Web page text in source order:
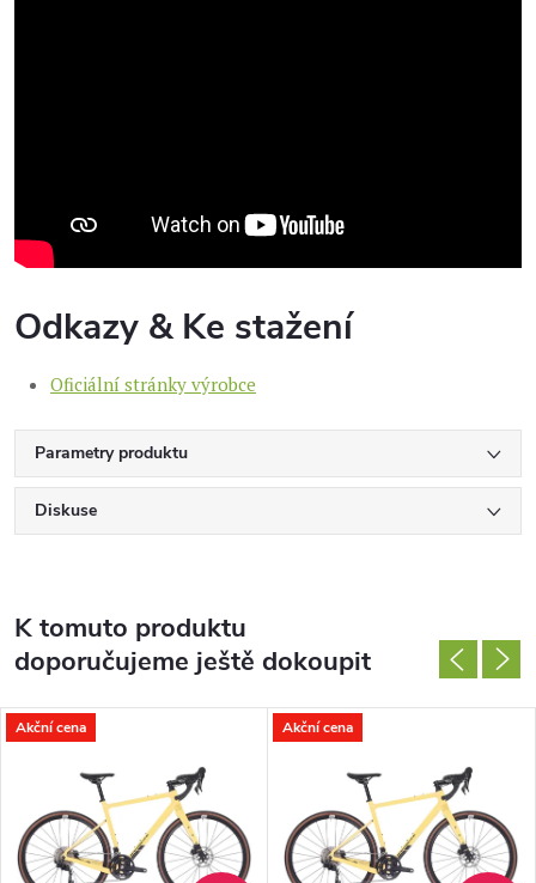
Odkazy & Ke stažení
Oficiální stránky výrobce
Parametry produktu
Diskuse
K tomuto produktu
doporučujeme ještě dokoupit
Akční cena Akční cena